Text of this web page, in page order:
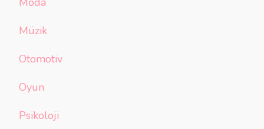
Müzik
Otomotiv
Oyun
Psikoloji